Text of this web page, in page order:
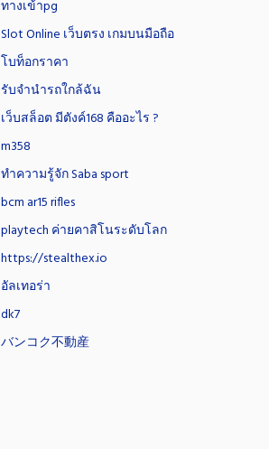
ทางเข้าpg
Slot Online เว็บตรง เกมบนมือถือ
โบท็อกราคา
รับจำนำรถใกล้ฉัน
เว็บสล็อต มีตังค์168 คืออะไร ?
m358
ทำความรู้จัก Saba sport
bcm ar15 rifles
playtech ค่ายคาสิโนระดับโลก
https://stealthex.io
อัลเทอร่า
dk7
バンコク不動産